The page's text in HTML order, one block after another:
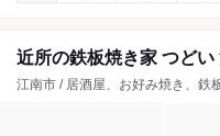
近所の鉄板焼き家 つどい
江南市 / 居酒屋、お好み焼き、鉄